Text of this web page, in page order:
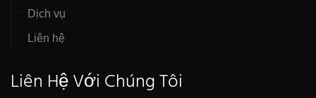
Dịch vụ
Liên hệ
Liên Hệ Với Chúng Tôi